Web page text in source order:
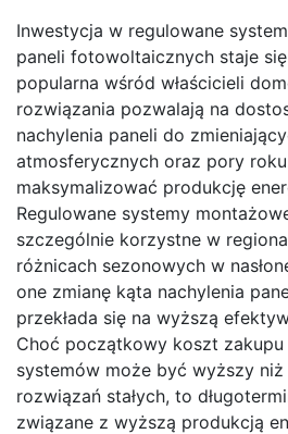
Inwestycja w regulowane
paneli fotowoltaicznych staje
popularna wśród właścicieli
rozwiązania pozwalają na
nachylenia paneli do
atmosferycznych oraz pory
maksymalizować produkcję
Regulowane systemy
szczególnie korzystne w
różnicach sezonowych w
one zmianę kąta nachylenia
przekłada się na wyższą
Choć początkowy koszt
systemów może być wyższy
rozwiązań stałych, to
związane z wyższą produkcją